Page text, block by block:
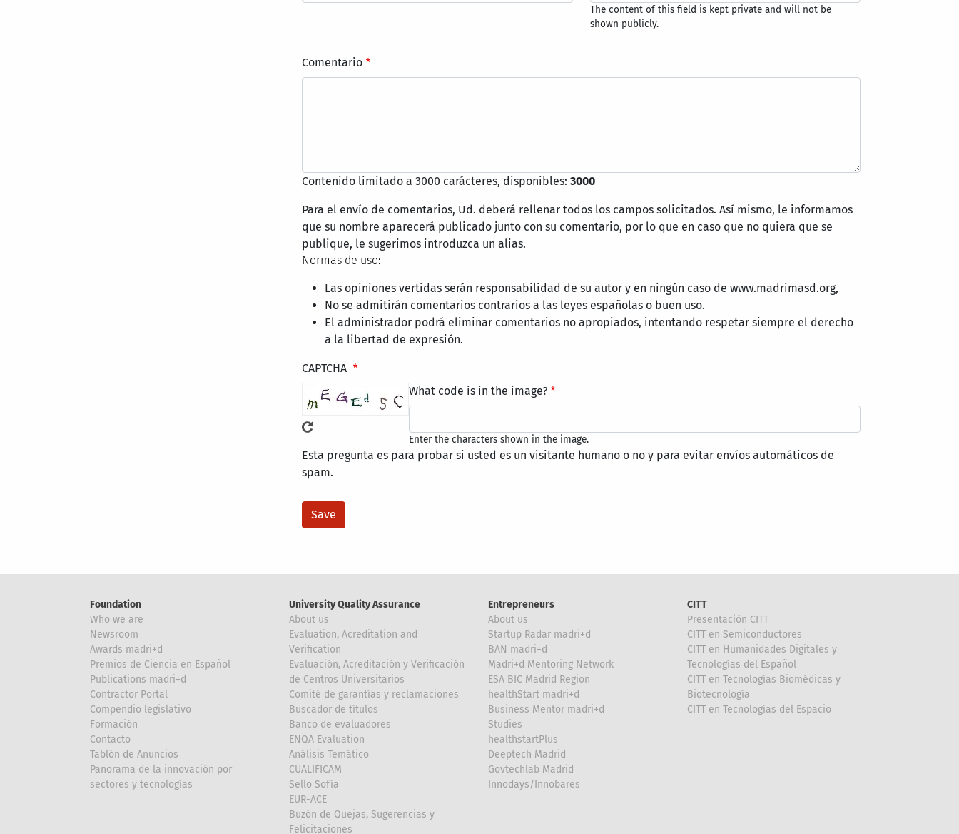
The content of this field is kept private and will not be
shown publicly.
Comentario
Contenido limitado a 3000 carácteres, disponibles: 3000
Para el envío de comentarios, Ud. deberá rellenar todos los campos solicitados. Así mismo, le informamos
que su nombre aparecerá publicado junto con su comentario, por lo que en caso que no quiera que se
publique, le sugerimos introduzca un alias.
Normas de uso:
Las opiniones vertidas serán responsabilidad de su autor y en ningún caso de www.madrimasd.org,
No se admitirán comentarios contrarios a las leyes españolas o buen uso.
El administrador podrá eliminar comentarios no apropiados, intentando respetar siempre el derecho
a la libertad de expresión.
CAPTCHA
What code is in the image?
Enter the characters shown in the image.
Esta pregunta es para probar si usted es un visitante humano o no y para evitar envíos automáticos de
spam.
Foundation
Who we are
Newsroom
Awards madri+d
Premios de Ciencia en Español
Publications madri+d
Contractor Portal
Compendio legislativo
Formación
Contacto
Tablón de Anuncios
Panorama de la innovación por
sectores y tecnologías
University Quality Assurance
About us
Evaluation, Acreditation and
Verification
Evaluación, Acreditación y Verificación
de Centros Universitarios
Comité de garantías y reclamaciones
Buscador de títulos
Banco de evaluadores
ENQA Evaluation
Análisis Temático
CUALIFICAM
Sello Sofía
EUR-ACE
Buzón de Quejas, Sugerencias y
Felicitaciones
Entrepreneurs
About us
Startup Radar madri+d
BAN madri+d
Madri+d Mentoring Network
ESA BIC Madrid Region
healthStart madri+d
Business Mentor madri+d
Studies
healthstartPlus
Deeptech Madrid
Govtechlab Madrid
Innodays/Innobares
CITT
Presentación CITT
CITT en Semiconductores
CITT en Humanidades Digitales y
Tecnologías del Español
CITT en Tecnologías Biomédicas y
Biotecnología
CITT en Tecnologías del Espacio